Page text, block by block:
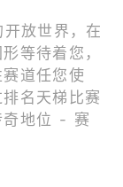
放世界，在
等待着您，
道任您使
名天梯比赛
奇地位 - 赛